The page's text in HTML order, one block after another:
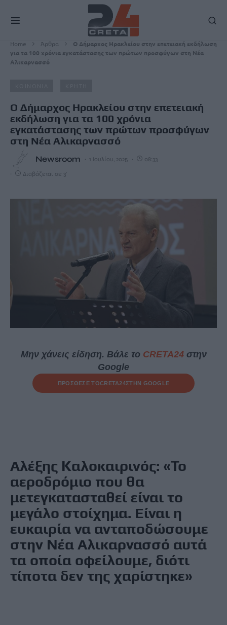
Home Άρθρα
Ο Δήμαρχος Ηρακλείου στην επετειακή εκδήλωση
για τα 100 χρόνια εγκατάστασης των πρώτων προσφύγων στη Νέα
Αλικαρνασσό
Ο Δήμαρχος Ηρακλείου στην επετειακή
εκδήλωση για τα 100 χρόνια
εγκατάστασης των πρώτων προσφύγων
στη Νέα Αλικαρνασσό
Newsroom 1 Ιουλίου, 2025 08:33
Διαβάζεται σε 3'
Μην χάνεις είδηση. Βάλε το CRETA24στην
Google
ΠΡΟΣΘΕΣΕ ΤΟCRETA24ΣΤΗΝ GOOGLE
Αλέξης Καλοκαιρινός: «Το
αεροδρόμιο που θα
μετεγκατασταθεί είναι το
μεγάλο στοίχημα. Είναι η
ευκαιρία να ανταποδώσουμε
στην Νέα Αλικαρνασσό αυτά
τα οποία οφείλουμε, διότι
τίποτα δεν της χαρίστηκε»